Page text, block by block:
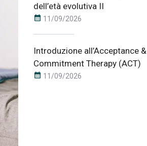
dell’età evolutiva II
calendar_month 11/09/2026
Introduzione all’Acceptance &
Commitment Therapy (ACT)
calendar_month 11/09/2026